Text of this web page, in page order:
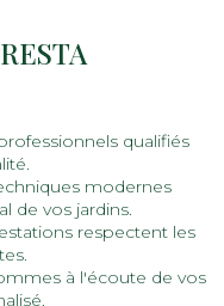
qualifiés
modernes
de vos jardins.
respectent les
à l'écoute de vos